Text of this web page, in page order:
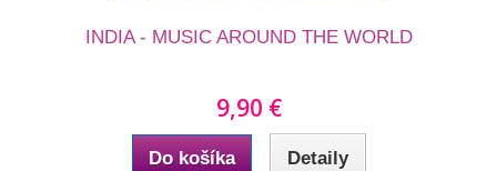
INDIA - MUSIC AROUND THE WORLD
9,90 €
Do košíka Detaily